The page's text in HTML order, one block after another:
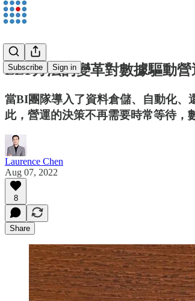
Subscribe Sign in
ELT方法的變革對數據驅動
當BI團隊導入了資料倉儲、自動化、
此，營運的決策不再需要時常等待，
Laurence Chen
Aug 07, 2022
8
Share